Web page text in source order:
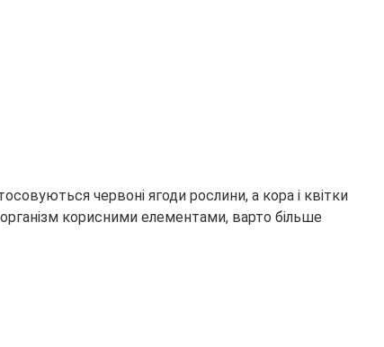
червоні ягоди рослини, а кора і квітки
корисними елементами, варто більше